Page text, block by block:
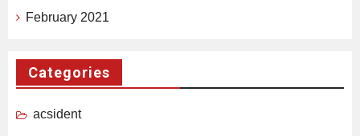
February 2021
Categories
acsident